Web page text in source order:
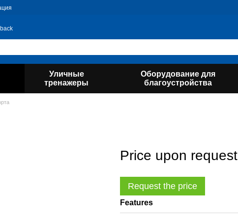
Уличные
тренажеры
Оборудование для
благоустройства
Price upon request
Request the price
Features